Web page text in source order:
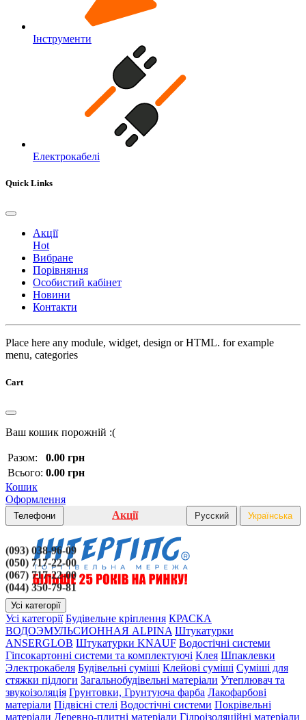
Інструменти
Електрокабелі
Quick Links
Акції
Hot
Вибране
Порівняння
Особистий кабінет
Новини
Контакти
Place here any module, widget, design or HTML. for example
menu, categories
Cart
Ваш кошик порожній :(
Разом:
0.00 грн
Всього: 0.00 грн
Кошик
Оформлення
Телефони
(093) 038-96-09
(050) 717-22-00
(067) 717-22-00
(044) 350-79-81
Акції Русский Українська
Усі категорії
Усі категорії Будівельне кріплення КРАСКА
ВОДОЭМУЛЬСИОННАЯ ALPINA Штукатурки
ANSERGLOB Штукатурки KNAUF Водостічні системи
Гіпсокартонні системи та комплектуючі Клея Шпаклевки
Электрокабеля Будівельні суміші Клейові суміші Суміші для
стяжки підлоги Загальнобудівельні матеріали Утеплювач та
звукоізоляція Грунтовки, Грунтуюча фарба Лакофарбові
матеріали Підвісні стелі Водостічні системи Покрівельні
матеріали Деревно-плитні матеріали Гідроізоляційні матеріали